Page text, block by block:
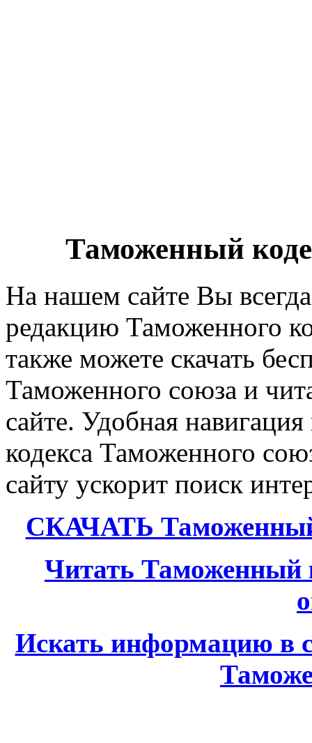
Таможенный
На нашем сайте Вы
редакцию Таможенного
также можете скачать
Таможенного союза и
сайте. Удобная
кодекса Таможенного
сайту ускорит поиск
СКАЧАТЬ Таможенный
Читать Таможенный
Искать информацию в